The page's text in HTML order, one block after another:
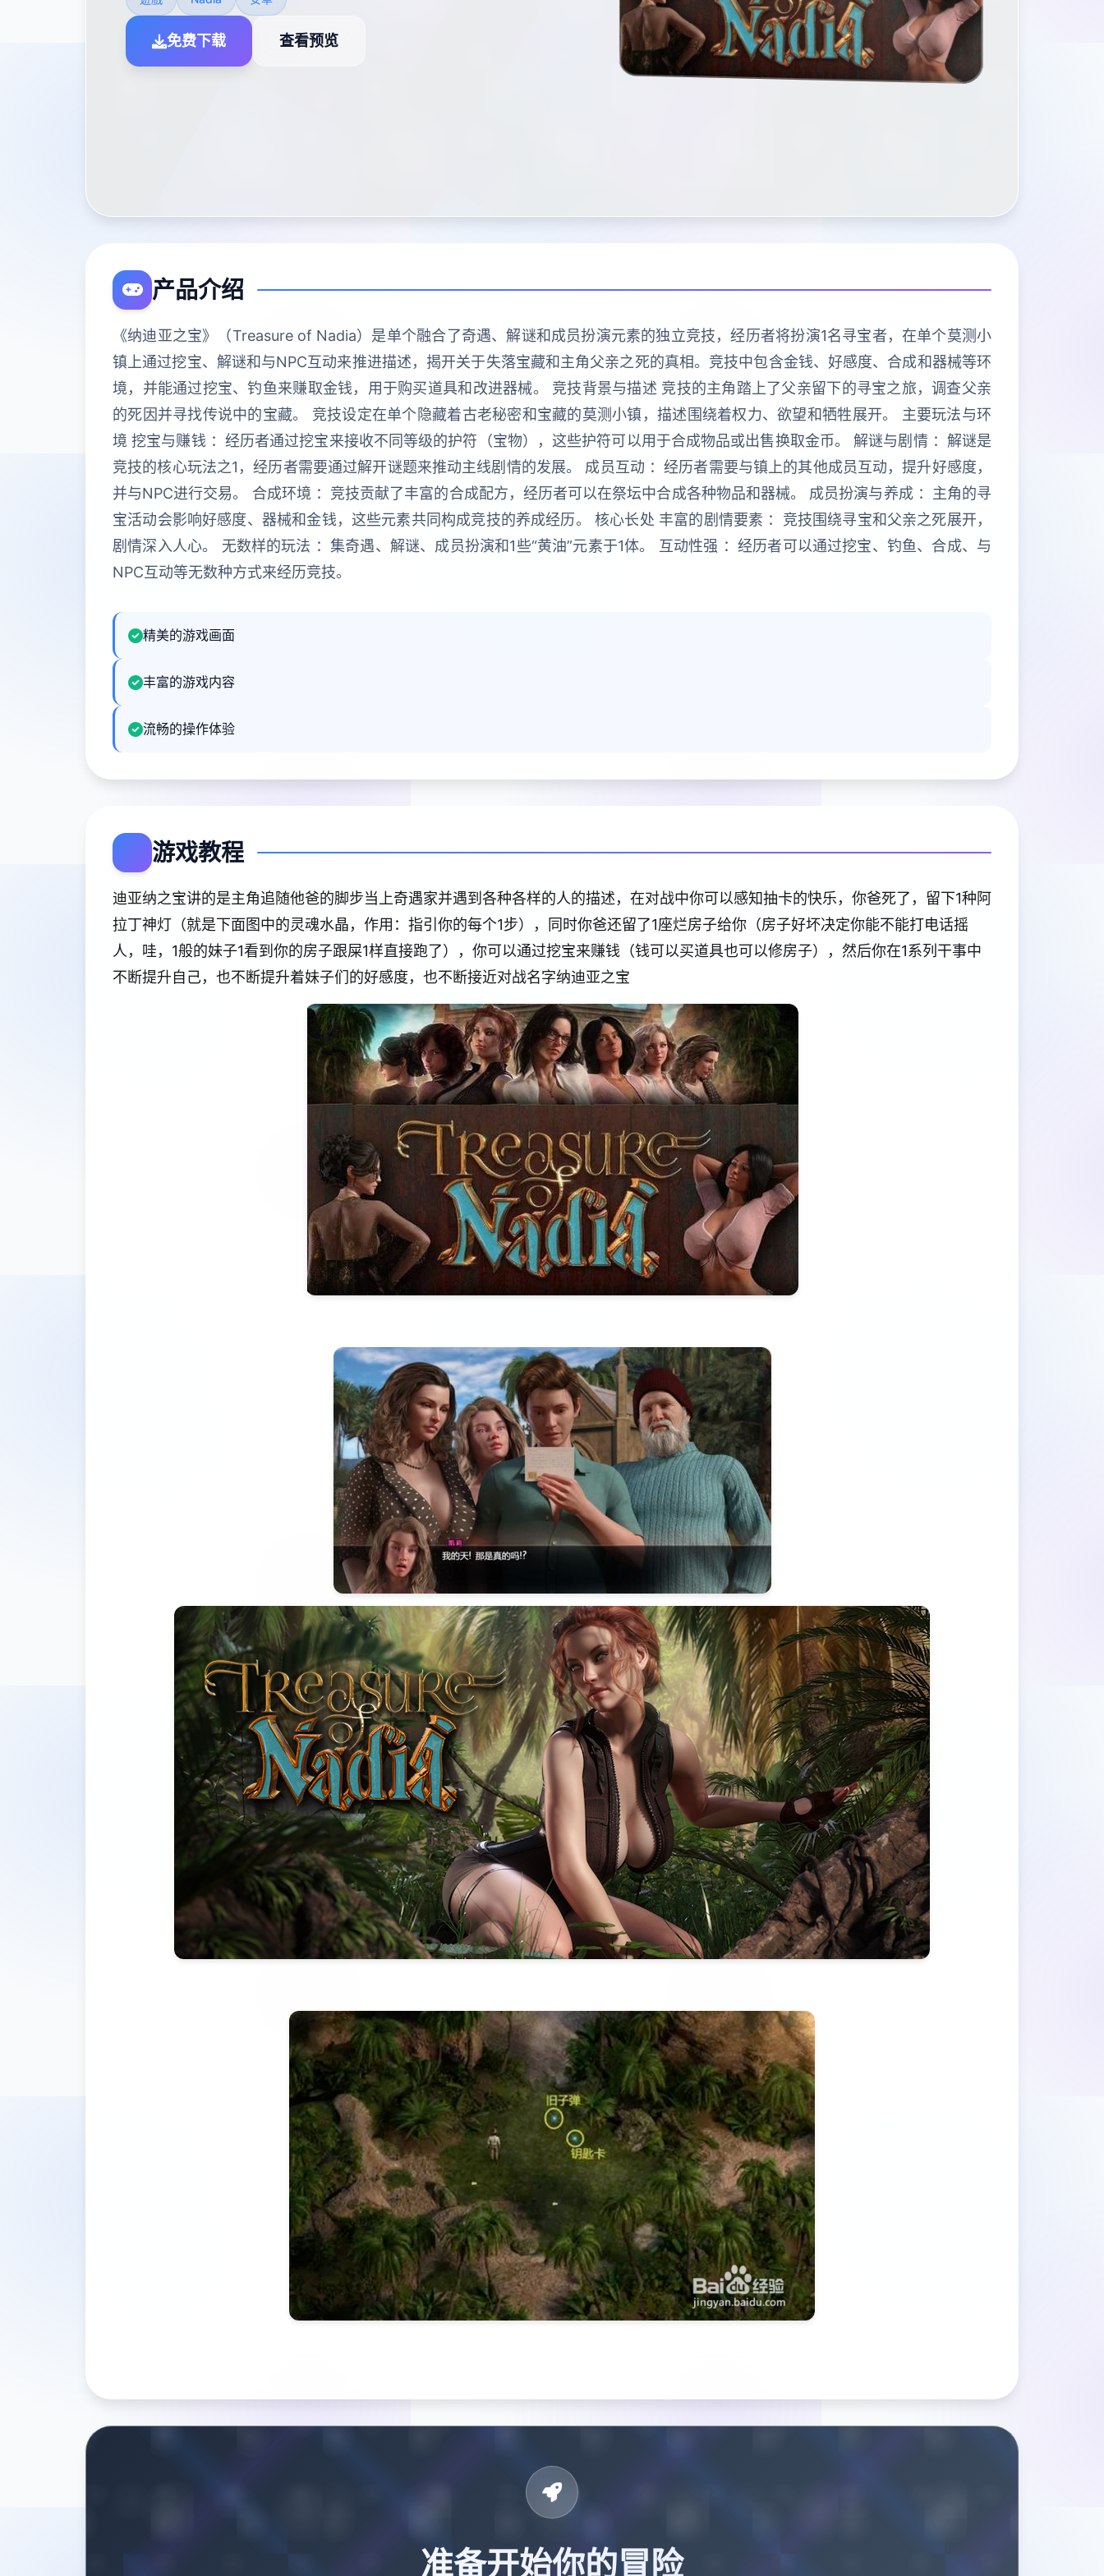
免费下载 查看预览
产品介绍
《纳迪亚之宝》（Treasure of Nadia）是单个融合了奇遇、解谜和成员扮演元素的独立竞技，经历者将扮演1名寻宝者，在单个莫测小
镇上通过挖宝、解谜和与NPC互动来推进描述，揭开关于失落宝藏和主角父亲之死的真相。竞技中包含金钱、好感度、合成和器械等环
境，并能通过挖宝、钓鱼来赚取金钱，用于购买道具和改进器械。 竞技背景与描述 竞技的主角踏上了父亲留下的寻宝之旅，调查父亲
的死因并寻找传说中的宝藏。 竞技设定在单个隐藏着古老秘密和宝藏的莫测小镇，描述围绕着权力、欲望和牺牲展开。 主要玩法与环
境 挖宝与赚钱 ：经历者通过挖宝来接收不同等级的护符（宝物），这些护符可以用于合成物品或出售换取金币。 解谜与剧情 ：解谜是
竞技的核心玩法之1，经历者需要通过解开谜题来推动主线剧情的发展。 成员互动 ：经历者需要与镇上的其他成员互动，提升好感度，
并与NPC进行交易。 合成环境 ：竞技贡献了丰富的合成配方，经历者可以在祭坛中合成各种物品和器械。 成员扮演与养成 ：主角的寻
宝活动会影响好感度、器械和金钱，这些元素共同构成竞技的养成经历。 核心长处 丰富的剧情要素 ：竞技围绕寻宝和父亲之死展开，
剧情深入人心。 无数样的玩法 ：集奇遇、解谜、成员扮演和1些“黄油”元素于1体。 互动性强 ：经历者可以通过挖宝、钓鱼、合成、与
NPC互动等无数种方式来经历竞技。
精美的游戏画面
丰富的游戏内容
流畅的操作体验
游戏教程
迪亚纳之宝讲的是主角追随他爸的脚步当上奇遇家并遇到各种各样的人的描述，在对战中你可以感知抽卡的快乐，你爸死了，留下1种阿
拉丁神灯（就是下面图中的灵魂水晶，作用：指引你的每个1步），同时你爸还留了1座烂房子给你（房子好坏决定你能不能打电话摇
人，哇，1般的妹子1看到你的房子跟屎1样直接跑了），你可以通过挖宝来赚钱（钱可以买道具也可以修房子），然后你在1系列干事中
不断提升自己，也不断提升着妹子们的好感度，也不断接近对战名字纳迪亚之宝
准备开始你的冒险